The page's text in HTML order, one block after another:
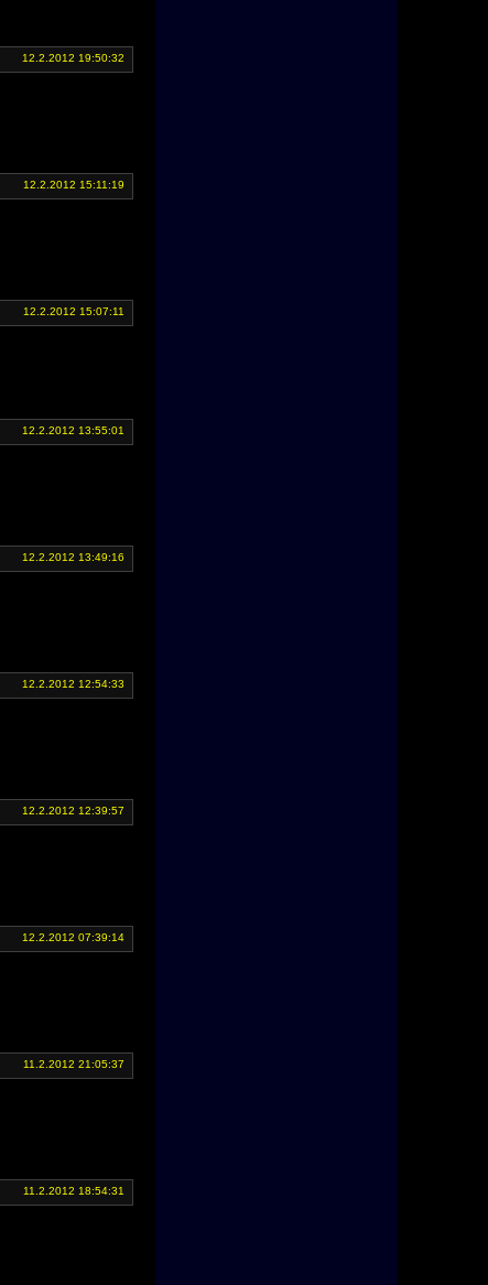
12.2.2012 19:50:32
12.2.2012 15:11:19
12.2.2012 15:07:11
12.2.2012 13:55:01
12.2.2012 13:49:16
12.2.2012 12:54:33
12.2.2012 12:39:57
12.2.2012 07:39:14
11.2.2012 21:05:37
11.2.2012 18:54:31